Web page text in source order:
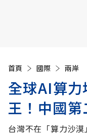
首頁 國際 兩岸
全球AI算
王！中國第
台灣不在「算力沙漠